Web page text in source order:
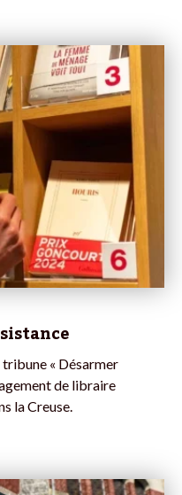
« Désarmer
de libraire
la Creuse.